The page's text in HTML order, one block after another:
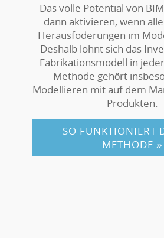
Das volle Potential von
dann aktivieren, wenn
Herausfoderungen im
Deshalb lohnt sich das
Fabrikationsmodell in
Methode gehört
Modellieren mit auf dem
Produkten.
SO FUNKTIONIERT
METHODE »